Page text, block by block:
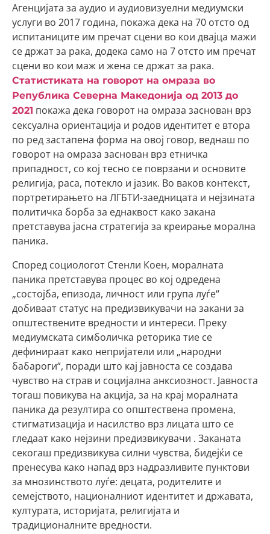
Агенцијата за аудио и аудиовизуелни медиумски
услуги во 2017 година, покажа дека на 70 отсто од
испитаниците им пречат сцени во кои двајца мажи
се држат за рака, додека само на 7 отсто им пречат
сцени во кои маж и жена се држат за рака.
Статистиката на говорот на омраза во
Република Северна Македонија од 2013 до
2021 покажа дека говорот на омраза заснован врз
сексуална ориентација и родов идентитет е втора
по ред застапена форма на овој говор, веднаш по
говорот на омраза заснован врз етничка
припадност, со кој тесно се поврзани и основите
религија, раса, потекло и јазик. Во ваков контекст,
портретирањето на ЛГБТИ-заедницата и нејзината
политичка борба за еднаквост како закана
претставува јасна стратегија за креирање морална
паника.
Според социологот Стенли Коен, моралната
паника претставува процес во кој одредена
„состојба, епизода, личност или група луѓе“
добиваат статус на предизвикувачи на закани за
општествените вредности и интереси. Преку
медиумската симболичка реторика тие се
дефинираат како непријатели или „народни
бабароги“, поради што кај јавноста се создава
чувство на страв и социјална анксиозност. Јавноста
тогаш повикува на акција, за на крај моралната
паника да резултира со општествена промена,
стигматизација и насилство врз лицата што се
гледаат како нејзини предизвикувачи . Заканата
секогаш предизвикува силни чувства, бидејќи се
пренесува како напад врз надразливите пунктови
за мнозинството луѓе: децата, родителите и
семејството, националниот идентитет и државата,
културата, историјата, религијата и
традиционалните вредности.